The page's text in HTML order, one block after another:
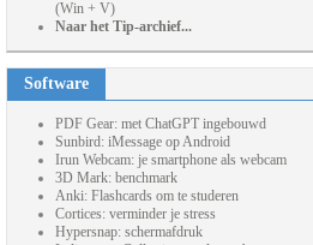
(Win + V)
Naar het Tip-archief...
Software
PDF Gear: met ChatGPT ingebouwd
Sunbird: iMessage op Android
Irun Webcam: je smartphone als webcam
3D Mark: benchmark
Anki: Flashcards om te studeren
Cortices: verminder je stress
Hypersnap: schermafdruk